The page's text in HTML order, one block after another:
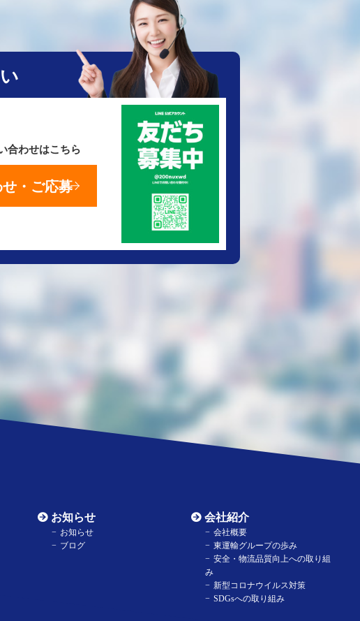
合わせはこちら
・ご応募
お知らせ
お知らせ
ブログ
会社紹介
会社概要
東運輸グループの歩み
安全・物流品質向上への取り組
み
新型コロナウイルス対策
SDGsへの取り組み